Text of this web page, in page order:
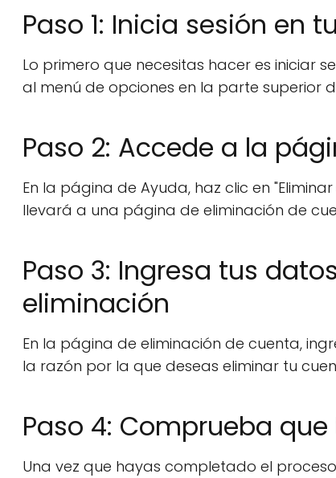
Paso 1: Inicia sesión en
Lo primero que necesitas hacer es iniciar
al menú de opciones en la parte superior
Paso 2: Accede a la
En la página de Ayuda, haz clic en
llevará a una página de eliminación de
Paso 3: Ingresa tus
eliminación
En la página de eliminación de cuenta,
la razón por la que deseas eliminar tu
Paso 4: Comprueba
Una vez que hayas completado el